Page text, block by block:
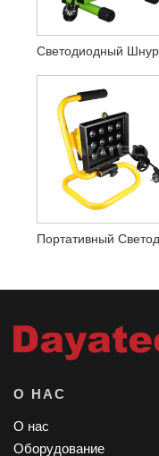
О НАС
О нас
Оборудование